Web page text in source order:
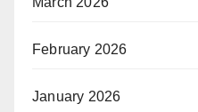
February 2026
January 2026